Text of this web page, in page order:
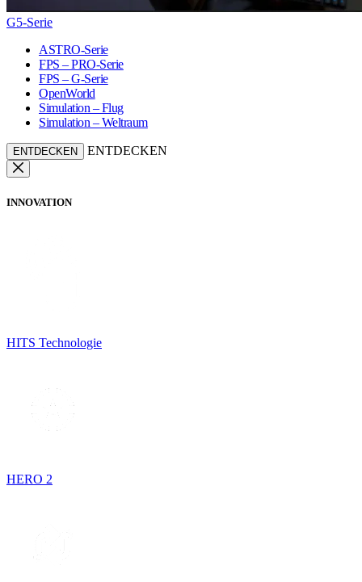
G5-Serie
ASTRO-Serie
FPS – PRO-Serie
FPS – G-Serie
OpenWorld
Simulation – Flug
Simulation – Weltraum
ENTDECKEN ENTDECKEN
INNOVATION
HITS Technologie
HERO 2